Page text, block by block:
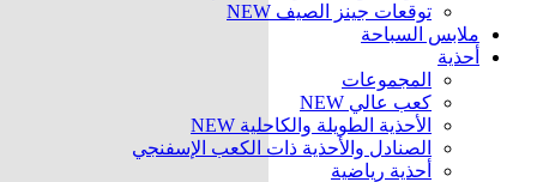
توقعات جينز الصيف NEW
ملابس السباحة
أحذية
المجموعات
كعب عالي NEW
الأحذية الطويلة والكاحلية NEW
الصنادل والأحذية ذات الكعب الإسفنجي
أحذية رياضية